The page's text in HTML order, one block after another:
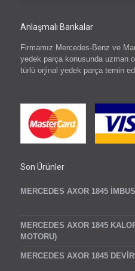
Anlaşmalı Bankalar
Firmamız Mercedes-Benz ve
yedek parça konusunda uzman
türlü orjinal yedek parça temin
Son Ürünler
MERCEDES AXOR 1845
MERCEDES AXOR 1845
MOTORU)
MERCEDES AXOR 1845